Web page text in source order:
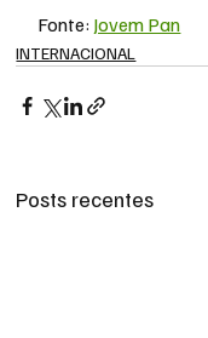
Fonte: Jovem Pan
INTERNACIONAL
Posts recentes